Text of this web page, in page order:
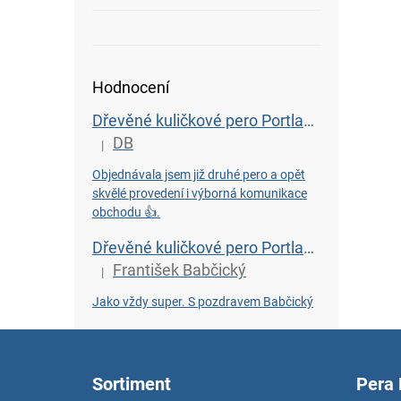
Hodnocení
Dřevěné kuličkové pero Portland L - Wenge
Hodnocení produktu je 5 z 5 hvězdiček.
| DB
Objednávala jsem již druhé pero a opět
skvělé provedení i výborná komunikace
obchodu 👍.
Dřevěné kuličkové pero Portland L - Bahenní dub starý 6450 let
Hodnocení produktu je 5 z 5 hvězdiček.
| František Babčický
Jako vždy super. S pozdravem Babčický
Sortiment Pera